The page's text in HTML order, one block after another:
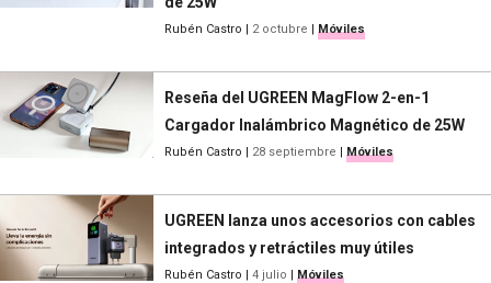
Rubén Castro | 2 octubre | Móviles
Reseña del UGREEN MagFlow 2-en-1
Cargador Inalámbrico Magnético de 25W
Rubén Castro | 28 septiembre | Móviles
UGREEN lanza unos accesorios con cables
integrados y retráctiles muy útiles
Rubén Castro | 4 julio | Móviles